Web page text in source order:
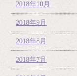
2018年10月
2018年9月
2018年8月
2018年7月